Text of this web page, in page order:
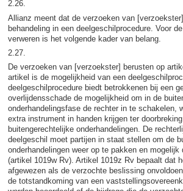
2.26.
Allianz meent dat de verzoeken van
behandeling in een deelgeschilprocedure. Voor
verweren is het volgende kader van belang.
2.27.
De verzoeken van [verzoekster] berusten op
artikel is de mogelijkheid van een
deelgeschilprocedure biedt betrokkenen bij een
overlijdensschade de mogelijkheid om in de
onderhandelingsfase de rechter in te schakelen,
extra instrument in handen krijgen ter
buitengerechtelijke onderhandelingen. De
deelgeschil moet partijen in staat stellen om de
onderhandelingen weer op te pakken en
(artikel 1019w Rv). Artikel 1019z Rv bepaalt dat
afgewezen als de verzochte beslissing
de totstandkoming van een